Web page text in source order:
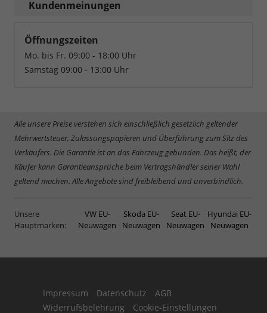
Kundenmeinungen
Öffnungszeiten
Mo. bis Fr. 09:00 - 18:00 Uhr
Samstag 09:00 - 13:00 Uhr
Alle unsere Preise verstehen sich einschließlich gesetzlich geltender
Mehrwertsteuer, Zulassungspapieren und Überführung zum Sitz des
Verkäufers. Die Garantie ist an das Fahrzeug gebunden. Das heißt, der
Käufer kann Garantieansprüche beim Vertragshändler seiner Wahl
geltend machen. Alle Angebote sind freibleibend und unverbindlich.
Unsere
Hauptmarken:
VW EU-
Neuwagen
Skoda EU-
Neuwagen
Seat EU-
Neuwagen
Hyundai EU-
Neuwagen
Impressum Datenschutz
AGB
Widerrufsbelehrung
Cookie-Einstellungen